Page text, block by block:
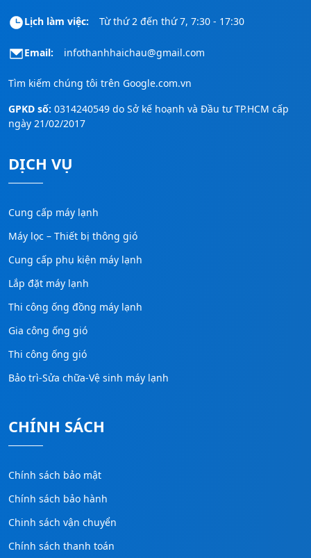
Lịch làm việc: Từ thứ 2 đến thứ 7, 7:30 - 17:30
Email: infothanhhaichau@gmail.com
Tìm kiếm chúng tôi trên Google.com.vn
GPKD số: 0314240549 do Sở kế hoạnh và Đầu tư TP.HCM cấp
ngày 21/02/2017
DỊCH VỤ
Cung cấp máy lạnh
Máy lọc – Thiết bị thông gió
Cung cấp phụ kiện máy lạnh
Lắp đặt máy lạnh
Thi công ống đồng máy lạnh
Gia công ống gió
Thi công ống gió
Bảo trì-Sửa chữa-Vệ sinh máy lạnh
CHÍNH SÁCH
Chính sách bảo mật
Chính sách bảo hành
Chinh sách vận chuyển
Chính sách thanh toán